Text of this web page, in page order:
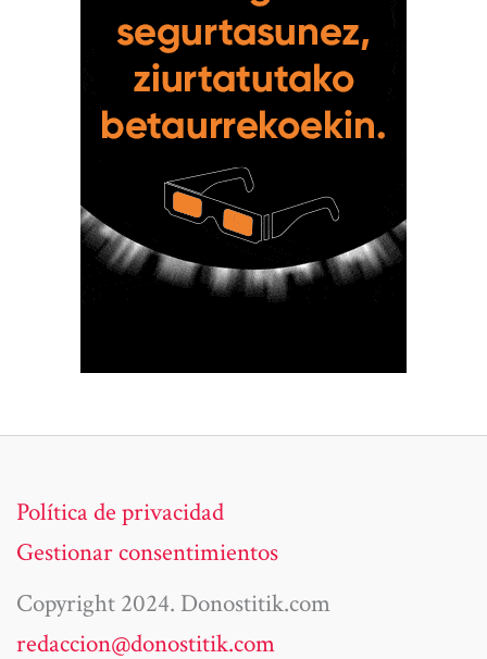
Política de privacidad
Gestionar consentimientos
Copyright 2024. Donostitik.com
redaccion@donostitik.com